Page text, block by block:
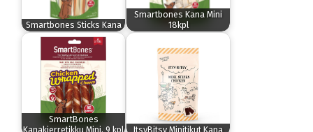
Smartbones Sticks Kana
Smartbones Kana Mini
18kpl
SmartBones
Kanakierretikku Mini, 9 kpl
ItsyBitsy Minitikut Kana